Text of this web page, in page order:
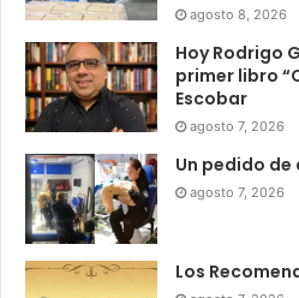
agosto 8, 2026
Hoy Rodrigo
primer libro
Escobar
agosto 7, 2026
Un pedido de
agosto 7, 2026
Los